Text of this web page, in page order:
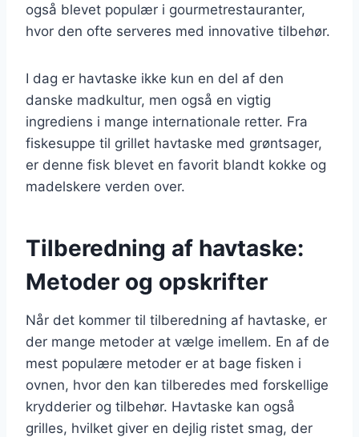
også blevet populær i gourmetrestauranter,
hvor den ofte serveres med innovative tilbehør.
I dag er havtaske ikke kun en del af den
danske madkultur, men også en vigtig
ingrediens i mange internationale retter. Fra
fiskesuppe til grillet havtaske med grøntsager,
er denne fisk blevet en favorit blandt kokke og
madelskere verden over.
Tilberedning af havtaske:
Metoder og opskrifter
Når det kommer til tilberedning af havtaske, er
der mange metoder at vælge imellem. En af de
mest populære metoder er at bage fisken i
ovnen, hvor den kan tilberedes med forskellige
krydderier og tilbehør. Havtaske kan også
grilles, hvilket giver en dejlig ristet smag, der